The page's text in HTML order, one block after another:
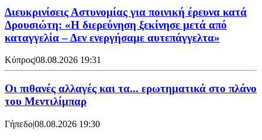
Διευκρινίσεις Αστυνομίας για ποινική έρευνα κατά
Δρουσιώτη: «Η διερεύνηση ξεκίνησε μετά από
καταγγελία – Δεν ενεργήσαμε αυτεπάγγελτα»
Κύπρος|08.08.2026 19:31
Οι πιθανές αλλαγές και τα... ερωτηματικά στο πλάνο
του Μεντιλίμπαρ
Γήπεδο|08.08.2026 19:30